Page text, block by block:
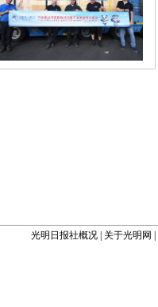
光明日报社概况 关于光明网